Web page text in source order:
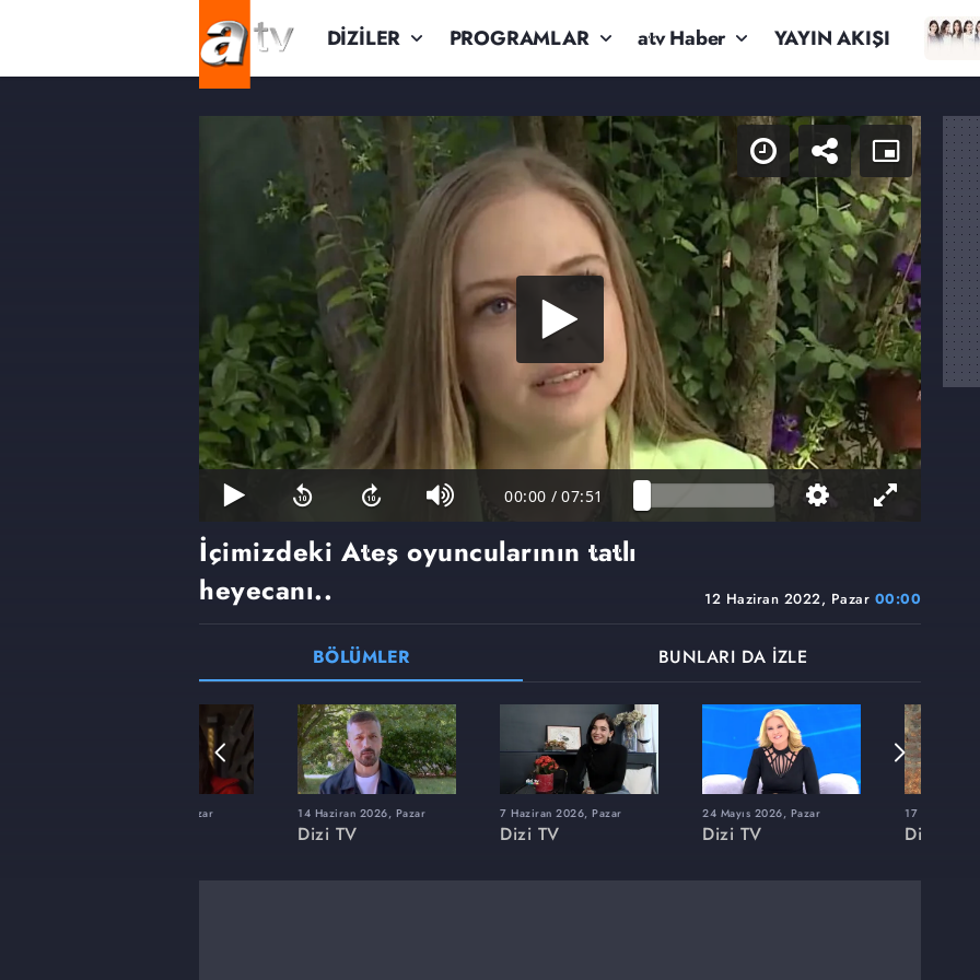
DİZİLER PROGRAMLAR atv Haber YAYIN AKIŞI
00:00 / 07:51
12 Haziran 2022, Pazar 00:00
İçimizdeki Ateş oyuncularının tatlı
heyecanı..
BÖLÜMLER BUNLARI DA İZLE
22 Şubat 2026, Pazar 14 Haziran 2026, Pazar
Dizi TV
7 Haziran 2026, Pazar
Dizi TV
24 Mayıs 2026, Pazar
Dizi TV
17 Mayıs
Dizi TV